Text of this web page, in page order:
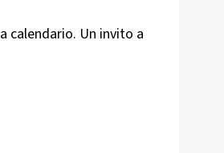
a calendario. Un invito a